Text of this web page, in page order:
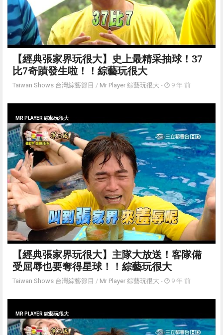
【經典張家界玩很大】史上最精采抽球！37
比7奇蹟發生啦！！綜藝玩很大
Taiwan Shows 台灣綜藝節目 / Mr Player 綜藝玩很大 - 9 年 前
MR PLAYER 綜藝玩很大
【經典張家界玩很大】主隊大放送！客隊備
受屈辱也要奪得星球！！綜藝玩很大
Taiwan Shows 台灣綜藝節目 / Mr Player 綜藝玩很大 - 9 年 前
MR PLAYER 綜藝玩很大